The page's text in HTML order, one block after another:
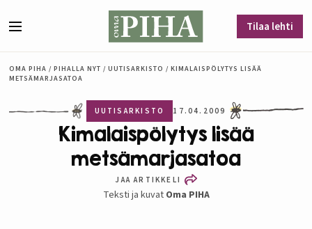
Tilaa lehti
OMA PIHA / PIHALLA NYT / UUTISARKISTO / KIMALAISPÖLYTYS LISÄÄ
METSÄMARJASATOA
UUTISARKISTO 17.04.2009
Kimalaispölytys lisää
metsämarjasatoa
JAA ARTIKKELI
Teksti ja kuvat Oma PIHA